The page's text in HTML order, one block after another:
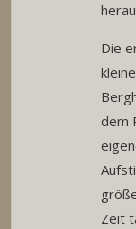
Die
dem
Zeit